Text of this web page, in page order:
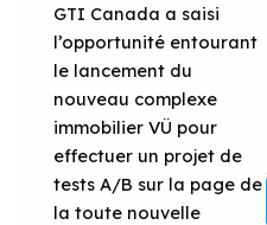
GTI Canada a saisi
l’opportunité entourant
le lancement du
nouveau complexe
immobilier VÜ pour
effectuer un projet de
tests A/B sur la page de
la toute nouvelle